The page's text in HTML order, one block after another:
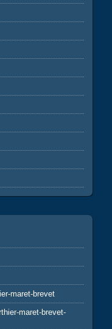
maret-brevet
maret-brevet-